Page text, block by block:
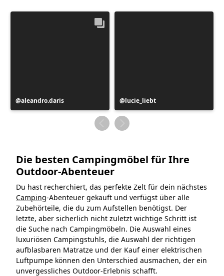
Beitrag
veröffentlicht
aleandro.daris
Beitrag
veröffentlicht
von
lucie_liebt
Die besten Campingmöbel für Ihre
Outdoor-Abenteuer
Du hast recherchiert, das perfekte Zelt für dein nächstes
Camping-Abenteuer gekauft und verfügst über alle
Zubehörteile, die du zum Aufstellen benötigst. Der
letzte, aber sicherlich nicht zuletzt wichtige Schritt ist
die Suche nach Campingmöbeln. Die Auswahl eines
luxuriösen Campingstuhls, die Auswahl der richtigen
aufblasbaren Matratze und der Kauf einer elektrischen
Luftpumpe können den Unterschied ausmachen, der ein
unvergessliches Outdoor-Erlebnis schafft.